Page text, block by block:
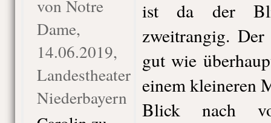
von Notre
Dame,
14.06.2019,
Landestheater
Niederbayern
ist da der
zweitrangig.
gut wie
einem kleineren
Blick nach